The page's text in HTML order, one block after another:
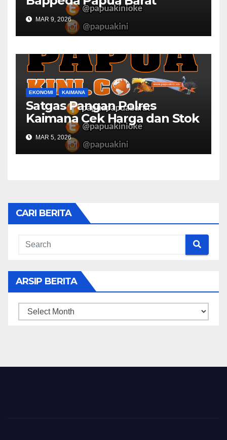
Konsultasi Publik RKPD 2027
MAR 9, 2026
EKONOMI KAIMANA
Satgas Pangan Polres
Kaimana Cek Harga dan Stok
Bapok di Pasar
MAR 5, 2026
CARI BERITA
ARSIP BERITA
ARSIP